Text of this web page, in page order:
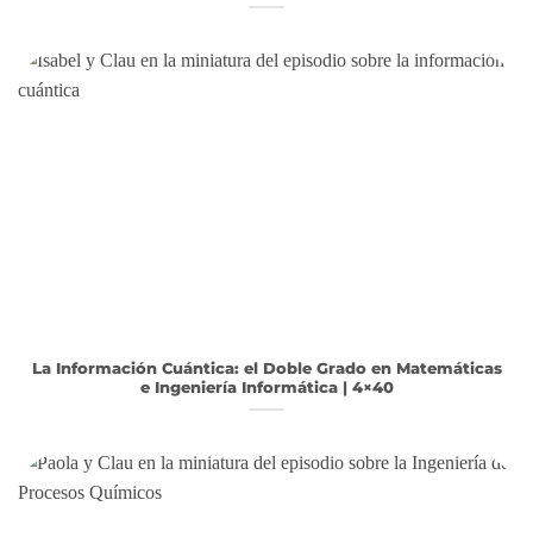
La Información Cuántica: el Doble Grado en Matemáticas
e Ingeniería Informática | 4×40